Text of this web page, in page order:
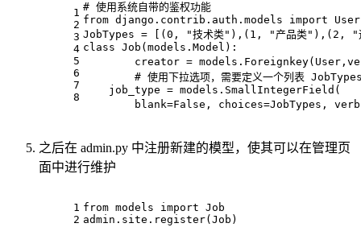
1
2
3
4
5
6
7
8
# 使用系统自带的鉴权功能
from django.contrib.auth.models import User
JobTypes = [( 0 , "技术类" ),( 1 , "产品类" ),( 2 ,
"
class Job (models.Model):
creator =
# 使用下拉选项，需要定义一个列表
    job_type = models.SmallIntegerField(
        blank=
False , choices=JobTypes,
之后在 admin.py 中注册新建的模型，使其可以在管理页
面中进行维护
1
2
from models import Job
admin.site.register(Job)